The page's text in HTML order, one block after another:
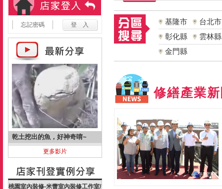
忘記密碼
乾土挖出的魚，好神奇唷~
更多影片
桃園室內裝修-米蕾室內裝修工作室/
基隆市
台北市
彰化縣
雲林縣
金門縣
修繕產業